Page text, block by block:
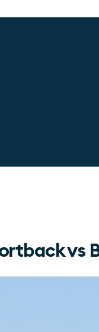
vs